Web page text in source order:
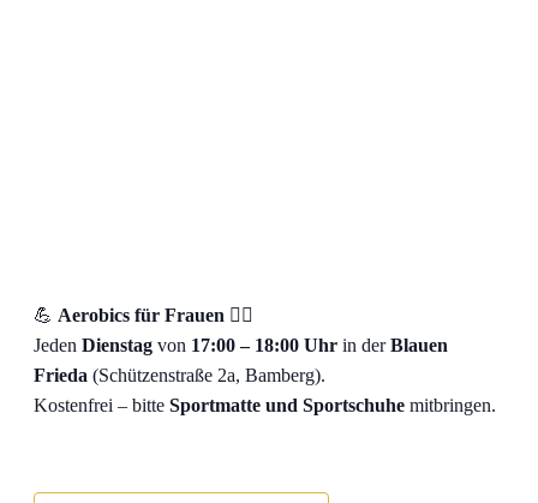
💪 Aerobics für Frauen 🤸‍♀️
Jeden Dienstag von 17:00 – 18:00 Uhr in derBlauen
Frieda (Schützenstraße 2a, Bamberg).
Kostenfrei – bitte Sportmatte und Sportschuhe mitbringen.